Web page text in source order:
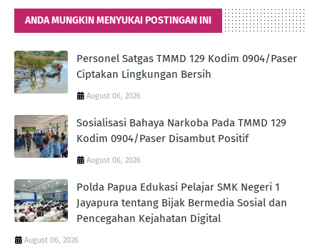
ANDA MUNGKIN MENYUKAI POSTINGAN INI
Personel Satgas TMMD 129 Kodim 0904/Paser
Ciptakan Lingkungan Bersih
August 06, 2026
Sosialisasi Bahaya Narkoba Pada TMMD 129
Kodim 0904/Paser Disambut Positif
August 06, 2026
Polda Papua Edukasi Pelajar SMK Negeri 1
Jayapura tentang Bijak Bermedia Sosial dan
Pencegahan Kejahatan Digital
August 06, 2026